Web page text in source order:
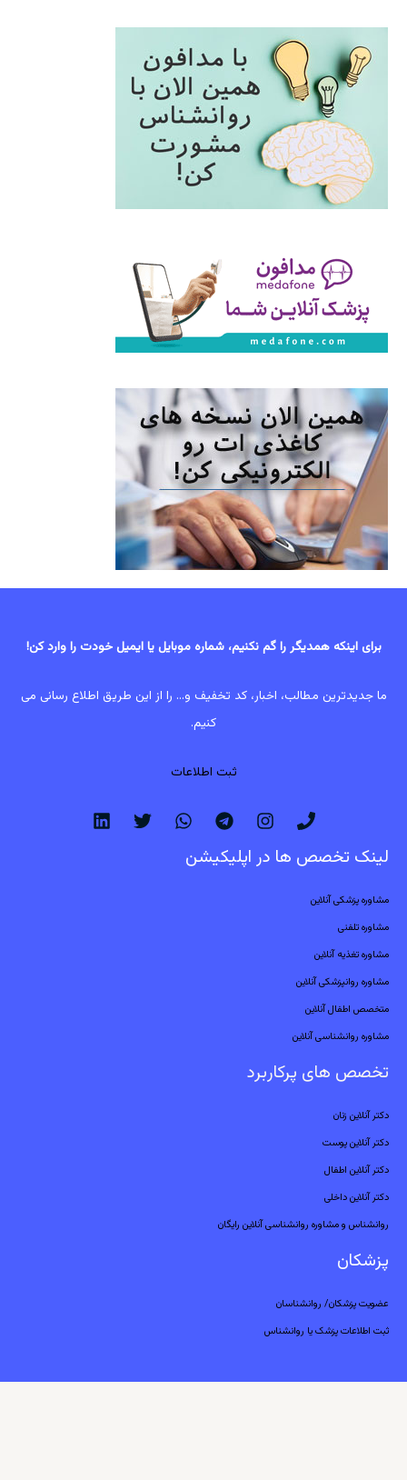
برای اینکه همدیگر را گم نکنیم، شماره موبایل یا ایمیل خودت را وارد کن!
ما جدیدترین مطالب، اخبار، کد تخفیف و... را از این طریق اطلاع رسانی می
کنیم.
ثبت اطلاعات
لینک تخصص ها در اپلیکیشن
مشاوره پزشکی آنلاین
مشاوره تلفنی
مشاوره تغذیه آنلاین
مشاوره روانپزشکی آنلاین
متخصص اطفال آنلاین
مشاوره روانشناسی آنلاین
تخصص های پرکاربرد
دکتر آنلاین زنان
دکتر آنلاین پوست
دکتر آنلاین اطفال
دکتر آنلاین داخلی
روانشناس و مشاوره روانشناسی آنلاین رایگان
پزشکان
عضویت پزشکان/ روانشناسان
ثبت اطلاعات پزشک یا روانشناس